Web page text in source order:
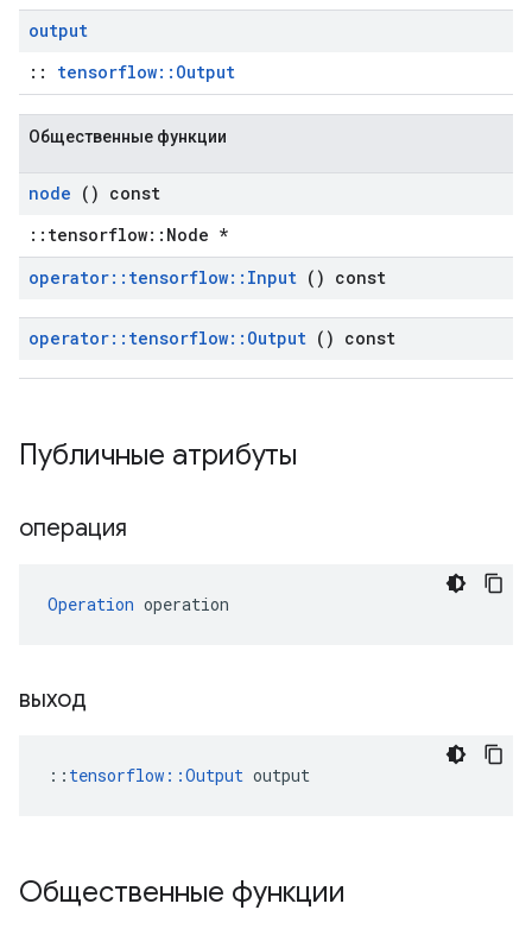
output
:: tensorflow::Output
Общественные функции
node () const
::tensorflow::Node *
operator:: tensorflow:: Input () const
operator:: tensorflow:: Output () const
Публичные атрибуты
операция
Operation operation
выход
:: tensorflow::Output output
Общественные функции